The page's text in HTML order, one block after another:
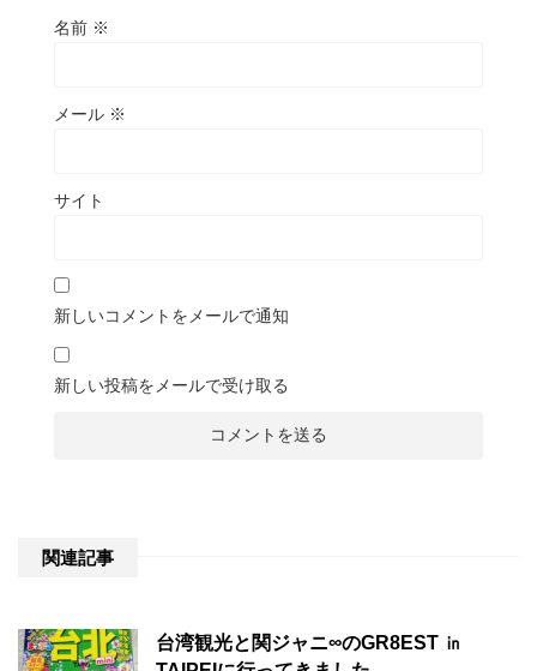
名前 ※
メール ※
サイト
新しいコメントをメールで通知
新しい投稿をメールで受け取る
関連記事
台湾観光と関ジャニ∞のGR8EST ㏌